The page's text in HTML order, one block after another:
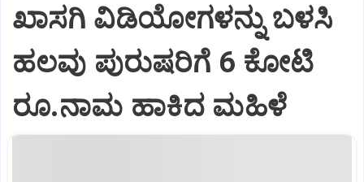
ಖಾಸಗಿ ವಿಡಿಯೋಗಳನ್ನು ಬಳಸಿ
ಹಲವು ಪುರುಷರಿಗೆ 6 ಕೋಟಿ
ರೂ.ನಾಮ ಹಾಕಿದ ಮಹಿಳೆ